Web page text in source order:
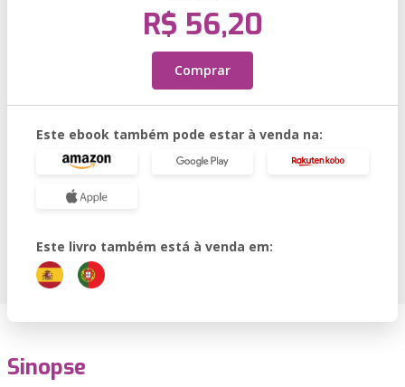
R$ 56,20
Comprar
Este ebook também pode estar à venda na:
Este livro também está à venda em:
Sinopse